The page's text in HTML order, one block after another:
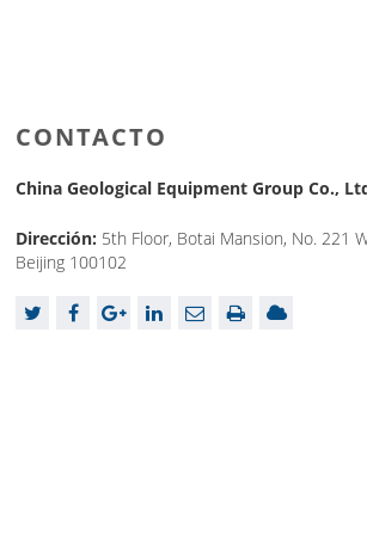
CONTACTO
China Geological Equipment Group Co.,
Dirección: 5th Floor, Botai Mansion, No. 221
Beijing 100102